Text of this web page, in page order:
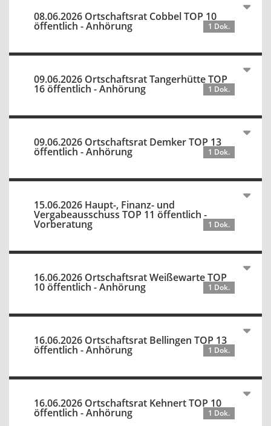
08.06.2026 Ortschaftsrat Cobbel TOP 10
öffentlich - Anhörung 1 Dok.
09.06.2026 Ortschaftsrat Tangerhütte TOP
16 öffentlich - Anhörung 1 Dok.
09.06.2026 Ortschaftsrat Demker TOP 13
öffentlich - Anhörung 1 Dok.
15.06.2026 Haupt-, Finanz- und
Vergabeausschuss TOP 11 öffentlich -
Vorberatung 1 Dok.
16.06.2026 Ortschaftsrat Weißewarte TOP
10 öffentlich - Anhörung 1 Dok.
16.06.2026 Ortschaftsrat Bellingen TOP 13
öffentlich - Anhörung 1 Dok.
16.06.2026 Ortschaftsrat Kehnert TOP 10
öffentlich - Anhörung 1 Dok.